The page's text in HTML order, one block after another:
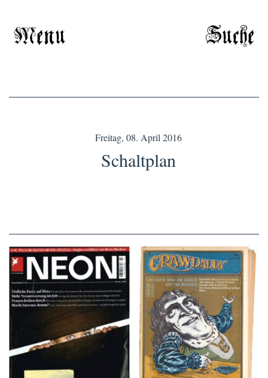
Menu Suche
Freitag, 08. April 2016
Schaltplan
NEON – OKTOBER
2008
Crawdaddy – June/11/72